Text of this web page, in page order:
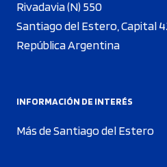
Rivadavia (N) 550
Santiago del Estero, Capital
República Argentina
INFORMACIÓN DE INTERÉS
Más de Santiago del Estero